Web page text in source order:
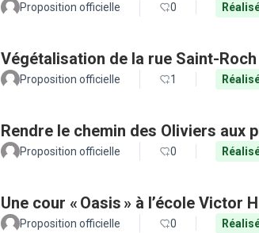
Proposition officielle 0
Végétalisation de la rue Saint-Roch
Proposition officielle 1
Rendre le chemin des Oliviers aux
Proposition officielle 0
Une cour « Oasis » à l’école Victor
Proposition officielle 0